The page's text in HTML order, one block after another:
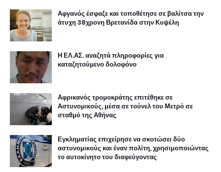
Αφγανός έσφαξε και τοποθέτησε σε βαλίτσα την
άτυχη 38χρονη Βρετανίδα στην Κυψέλη
Η ΕΛ.ΑΣ. αναζητά πληροφορίες για
καταζητούμενο δολοφόνο
Αφρικανός τρομοκράτης επιτέθηκε σε
Αστυνομικούς, μέσα σε τούνελ του Μετρό σε
σταθμό της Αθήνας
Εγκληματίας επιχείρησε να σκοτώσει δύο
αστυνομικούς και έναν πολίτη, χρησιμοποιώντας
το αυτοκίνητο του διαφεύγοντας